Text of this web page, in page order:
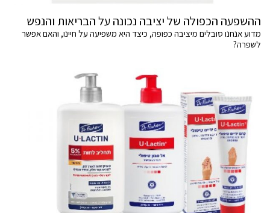
ההשפעה הכפולה של יציבה נכונה על הבריאות והנפש
מדוע אנחנו סובלים מיציבה כפופה, כיצד היא משפיעה על חיינו, והאם אפשר
לשפרה?